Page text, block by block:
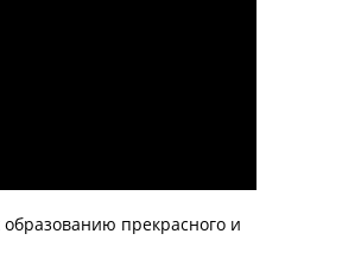
прекрасного и